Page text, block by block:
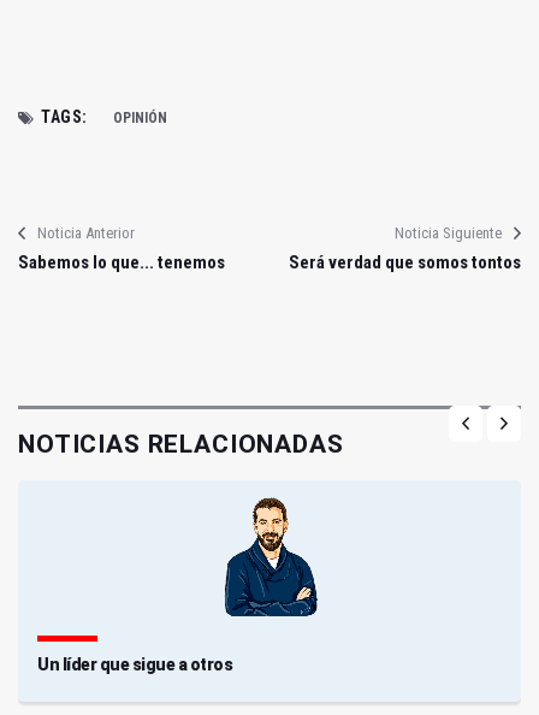
TAGS: OPINIÓN
Noticia Anterior
Sabemos lo que... tenemos
Noticia Siguiente
Será verdad que somos tontos
NOTICIAS RELACIONADAS
Un líder que sigue a otros